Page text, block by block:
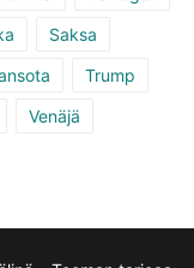
Saksa
Trump
Venäjä